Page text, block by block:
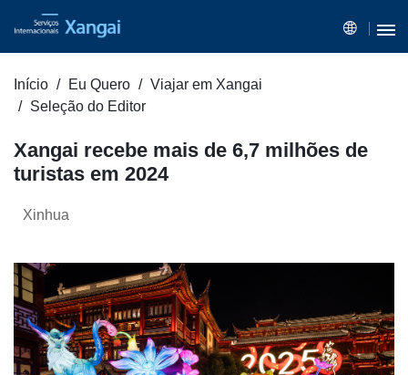
Início Eu Quero
Viajar em Xangai
Seleção do Editor
Xangai recebe mais de 6,7 milhões de
turistas em 2024
Xinhua